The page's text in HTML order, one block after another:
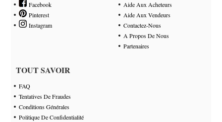
Facebook
Pinterest
Instagram
Aide Aux Acheteurs
Aide Aux Vendeurs
Contactez-Nous
A Propos De Nous
Partenaires
TOUT SAVOIR
FAQ
Tentatives De Fraudes
Conditions Générales
Politique De Confidentialité